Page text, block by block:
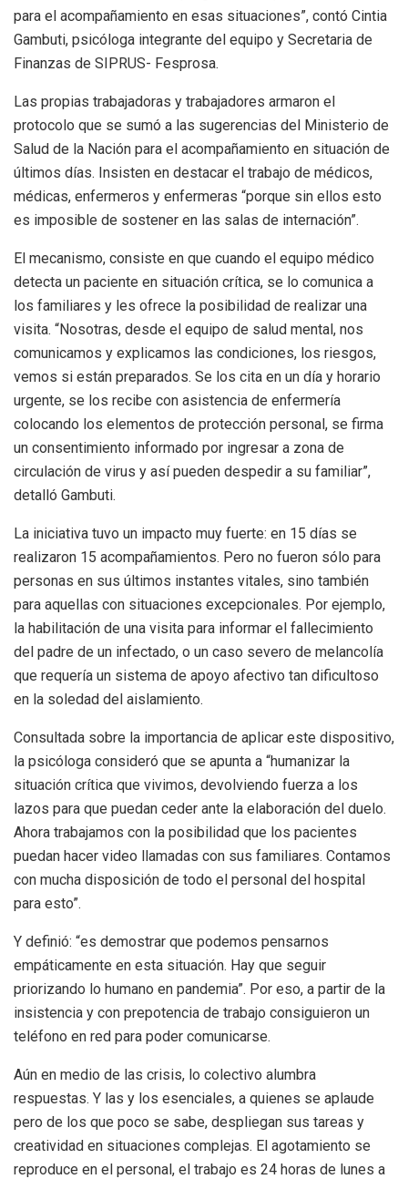
para el acompañamiento en esas situaciones”, contó Cintia
Gambuti, psicóloga integrante del equipo y Secretaria de
Finanzas de SIPRUS- Fesprosa.
Las propias trabajadoras y trabajadores armaron el
protocolo que se sumó a las sugerencias del Ministerio de
Salud de la Nación para el acompañamiento en situación de
últimos días. Insisten en destacar el trabajo de médicos,
médicas, enfermeros y enfermeras “porque sin ellos esto
es imposible de sostener en las salas de internación”.
El mecanismo, consiste en que cuando el equipo médico
detecta un paciente en situación crítica, se lo comunica a
los familiares y les ofrece la posibilidad de realizar una
visita. “Nosotras, desde el equipo de salud mental, nos
comunicamos y explicamos las condiciones, los riesgos,
vemos si están preparados. Se los cita en un día y horario
urgente, se los recibe con asistencia de enfermería
colocando los elementos de protección personal, se firma
un consentimiento informado por ingresar a zona de
circulación de virus y así pueden despedir a su familiar”,
detalló Gambuti.
La iniciativa tuvo un impacto muy fuerte: en 15 días se
realizaron 15 acompañamientos. Pero no fueron sólo para
personas en sus últimos instantes vitales, sino también
para aquellas con situaciones excepcionales. Por ejemplo,
la habilitación de una visita para informar el fallecimiento
del padre de un infectado, o un caso severo de melancolía
que requería un sistema de apoyo afectivo tan dificultoso
en la soledad del aislamiento.
Consultada sobre la importancia de aplicar este dispositivo,
la psicóloga consideró que se apunta a “humanizar la
situación crítica que vivimos, devolviendo fuerza a los
lazos para que puedan ceder ante la elaboración del duelo.
Ahora trabajamos con la posibilidad que los pacientes
puedan hacer video llamadas con sus familiares. Contamos
con mucha disposición de todo el personal del hospital
para esto”.
Y definió: “es demostrar que podemos pensarnos
empáticamente en esta situación. Hay que seguir
priorizando lo humano en pandemia”. Por eso, a partir de la
insistencia y con prepotencia de trabajo consiguieron un
teléfono en red para poder comunicarse.
Aún en medio de las crisis, lo colectivo alumbra
respuestas. Y las y los esenciales, a quienes se aplaude
pero de los que poco se sabe, despliegan sus tareas y
creatividad en situaciones complejas. El agotamiento se
reproduce en el personal, el trabajo es 24 horas de lunes a